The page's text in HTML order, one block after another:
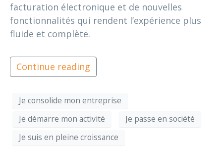
facturation électronique et de nouvelles
fonctionnalités qui rendent l’expérience plus
fluide et complète.
Continue reading
Je consolide mon entreprise
Je démarre mon activité
Je passe en société
Je suis en pleine croissance